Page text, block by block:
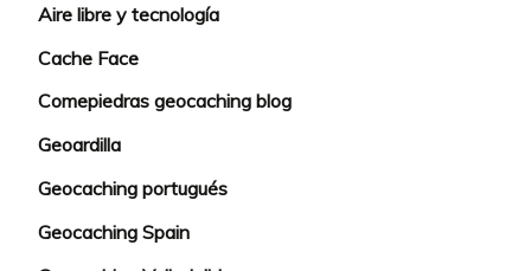
Aire libre y tecnología
Cache Face
Comepiedras geocaching blog
Geoardilla
Geocaching portugués
Geocaching Spain